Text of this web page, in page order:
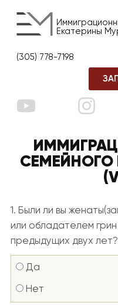
Екатерины
(305) 778-7198
1. Были ли вы
или обладателем
предыдущих двух лет?
Да
Нет